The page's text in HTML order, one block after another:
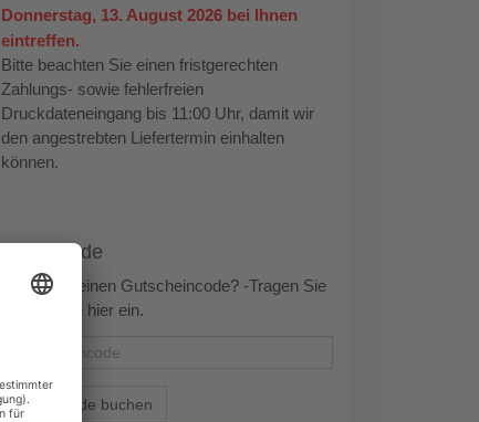
Donnerstag, 13. August 2026 bei Ihnen
eintreffen.
Bitte beachten Sie einen fristgerechten
Zahlungs- sowie fehlerfreien
Druckdateneingang bis 11:00 Uhr, damit wir
den angestrebten Liefertermin einhalten
können.
Rabattcode
Sie haben einen Gutscheincode? -Tragen Sie
diesen bitte hier ein.
Rabattcode buchen